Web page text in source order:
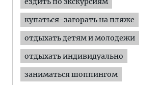
купаться-загорать на пляже
отдыхать детям и молодежи
отдыхать индивидуально
заниматься шоппингом